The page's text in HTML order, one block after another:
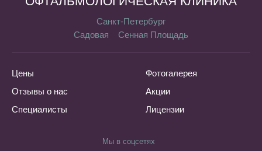
Санкт-Петербург
Садовая
Сенная Площадь
Цены
Отзывы о нас
Специалисты
Фотогалерея
Акции
Лицензии
Мы в соцсетях